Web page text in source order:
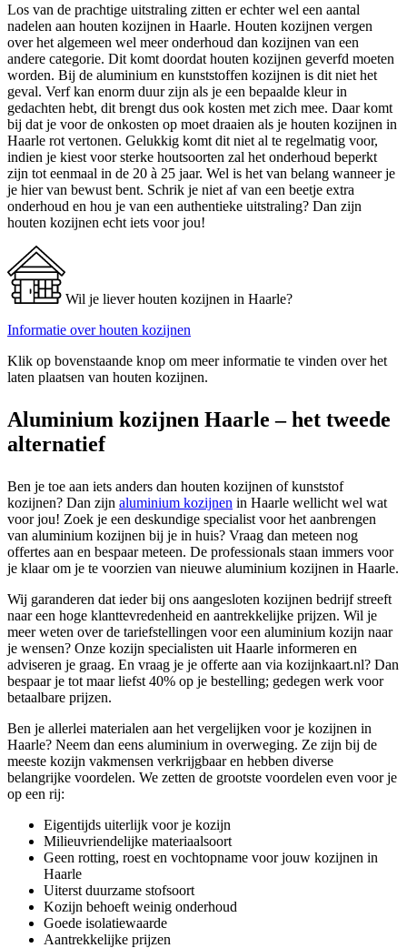
Los van de prachtige uitstraling zitten er echter wel een aantal
nadelen aan houten kozijnen in Haarle. Houten kozijnen vergen
over het algemeen wel meer onderhoud dan kozijnen van een
andere categorie. Dit komt doordat houten kozijnen geverfd moeten
worden. Bij de aluminium en kunststoffen kozijnen is dit niet het
geval. Verf kan enorm duur zijn als je een bepaalde kleur in
gedachten hebt, dit brengt dus ook kosten met zich mee. Daar komt
bij dat je voor de onkosten op moet draaien als je houten kozijnen in
Haarle rot vertonen. Gelukkig komt dit niet al te regelmatig voor,
indien je kiest voor sterke houtsoorten zal het onderhoud beperkt
zijn tot eenmaal in de 20 à 25 jaar. Wel is het van belang wanneer je
je hier van bewust bent. Schrik je niet af van een beetje extra
onderhoud en hou je van een authentieke uitstraling? Dan zijn
houten kozijnen echt iets voor jou!
Wil je liever houten kozijnen in Haarle?
Informatie over houten kozijnen
Klik op bovenstaande knop om meer informatie te vinden over het
laten plaatsen van houten kozijnen.
Aluminium kozijnen Haarle – het tweede
alternatief
Ben je toe aan iets anders dan houten kozijnen of kunststof
kozijnen? Dan zijn aluminium kozijnen in Haarle wellicht wel wat
voor jou! Zoek je een deskundige specialist voor het aanbrengen
van aluminium kozijnen bij je in huis? Vraag dan meteen nog
offertes aan en bespaar meteen. De professionals staan immers voor
je klaar om je te voorzien van nieuwe aluminium kozijnen in Haarle.
Wij garanderen dat ieder bij ons aangesloten kozijnen bedrijf streeft
naar een hoge klanttevredenheid en aantrekkelijke prijzen. Wil je
meer weten over de tariefstellingen voor een aluminium kozijn naar
je wensen? Onze kozijn specialisten uit Haarle informeren en
adviseren je graag. En vraag je je offerte aan via kozijnkaart.nl? Dan
bespaar je tot maar liefst 40% op je bestelling; gedegen werk voor
betaalbare prijzen.
Ben je allerlei materialen aan het vergelijken voor je kozijnen in
Haarle? Neem dan eens aluminium in overweging. Ze zijn bij de
meeste kozijn vakmensen verkrijgbaar en hebben diverse
belangrijke voordelen. We zetten de grootste voordelen even voor je
op een rij:
Eigentijds uiterlijk voor je kozijn
Milieuvriendelijke materiaalsoort
Geen rotting, roest en vochtopname voor jouw kozijnen in
Haarle
Uiterst duurzame stofsoort
Kozijn behoeft weinig onderhoud
Goede isolatiewaarde
Aantrekkelijke prijzen